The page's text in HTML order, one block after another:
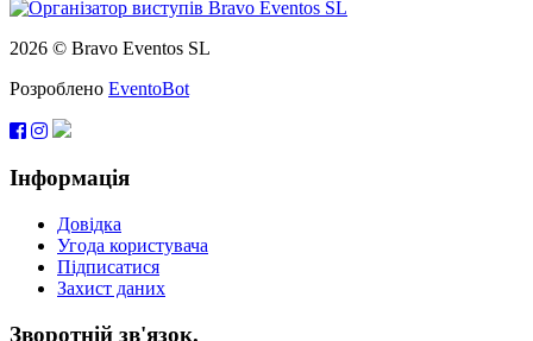
2026 © Bravo Eventos SL
Розроблено EventoBot
Інформація
Довідка
Угода користувача
Підписатися
Захист даних
Зворотній зв'язок.